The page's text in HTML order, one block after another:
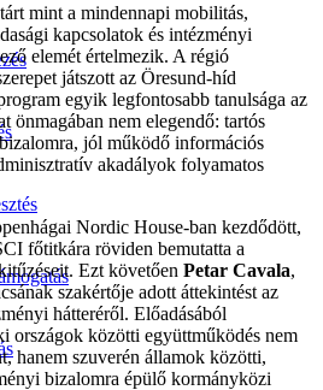
mint a mindennapi mobilitás,
kapcsolatok és intézményi
elemét értelmezik. A régió
játszott az Öresund-híd
egyik legfontosabb tanulsága az
önmagában nem elegendő: tartós
jól működő információs
akadályok folyamatos
Nordic House-ban kezdődött,
főtitkára röviden bemutatta a
Ezt követően Petar Cavala,
szakértője adott áttekintést az
hátteréről. Előadásából
országok közötti együttműködés nem
hanem szuverén államok közötti,
bizalomra épülő kormányközi